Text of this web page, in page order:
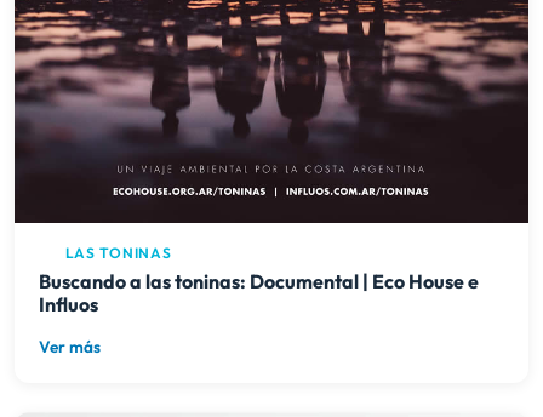
LAS TONINAS
Buscando a las toninas: Documental | Eco House e
Influos
Ver más